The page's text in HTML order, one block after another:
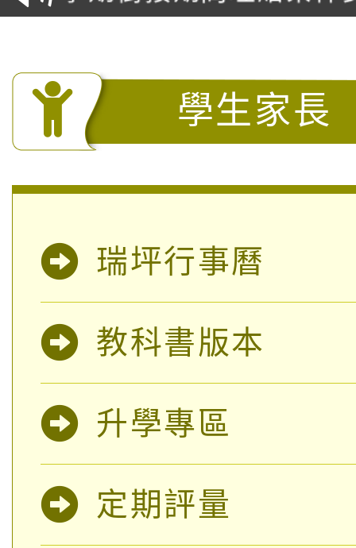
學籍身 分審查程序及
版
淨零綠領人才培育課程
代理(課)教師甄選結果(
「2026金融保險知識
車」活動
桃園市115學年度學生
生本土語及新住民語歌
代理(課)教師甄選結果(
轉知中國文化大學推廣
《TA101》溝通分析基
程，歡迎學生輔導中心
心理、諮商輔導、社會
系所師生報名參加。
會
115年食農教育專業人
程
學籍身 分審查程序及
版
淨零綠領人才培育課程
代理(課)教師甄選結果(
「2026金融保險知識
桃園市115學年度學生
學生家長
瑞坪行事曆
教科書版本
升學專區
定期評量